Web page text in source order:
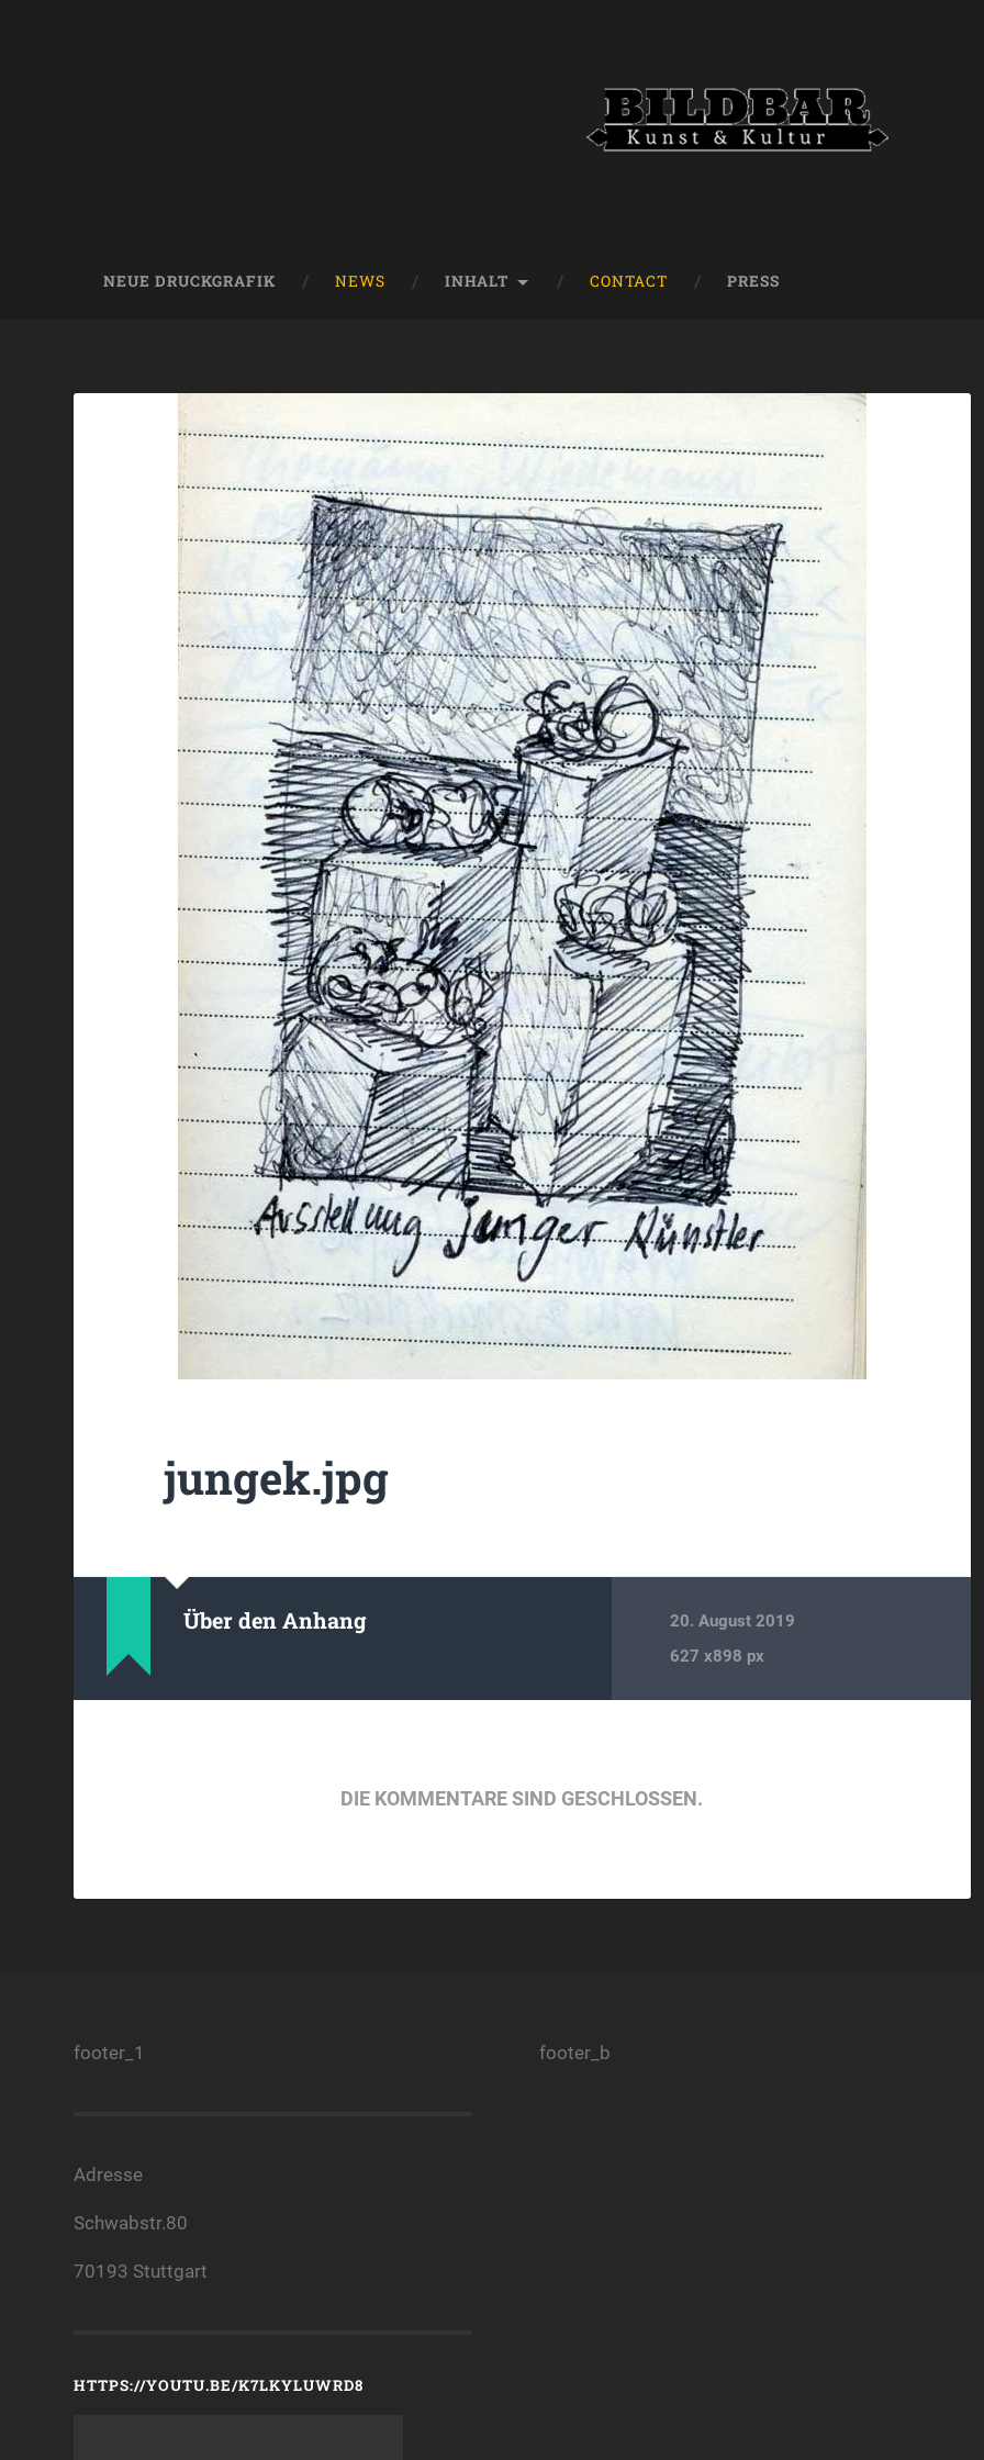
NEUE DRUCKGRAFIK NEWS INHALT CONTACT PRESS
jungek.jpg
Über den Anhang
20. August 2019
627x898 px
DIE KOMMENTARE SIND GESCHLOSSEN.
footer_1
Adresse
Schwabstr.80
70193 Stuttgart
HTTPS://YOUTU.BE/K7LKYLUWRD8
footer_b